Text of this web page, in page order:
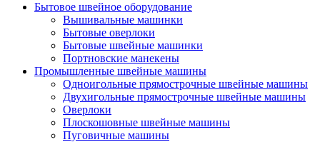
Бытовое швейное оборудование
Вышивальные машинки
Бытовые оверлоки
Бытовые швейные машинки
Портновские манекены
Промышленные швейные машины
Одноигольные прямострочные швейные машины
Двухигольные прямострочные швейные машины
Оверлоки
Плоскошовные швейные машины
Пуговичные машины